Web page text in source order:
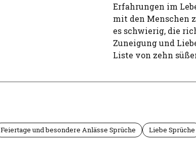
Erfahrungen im
mit den Menschen
es schwierig, die
Zuneigung und
Liste von zehn
Feiertage und besondere Anlässe Sprüche Liebe Sprüche